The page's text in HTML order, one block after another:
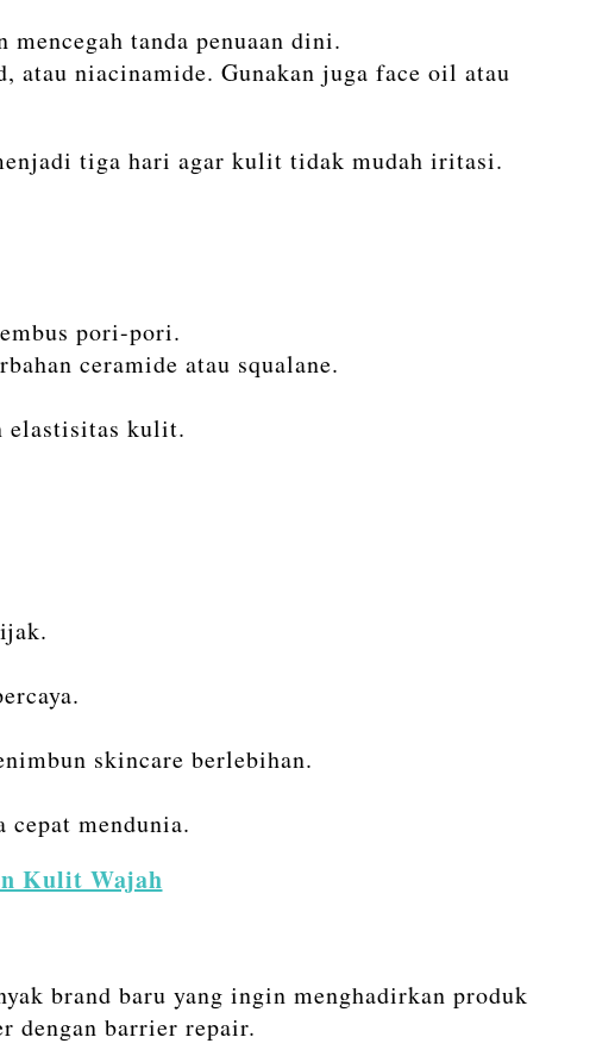
tanda penuaan dini.
atau niacinamide. Gunakan juga face oil atau
tiga hari agar kulit tidak mudah iritasi.
pori-pori.
ceramide atau squalane.
elastisitas kulit.
skincare berlebihan.
cepat mendunia.
Kulit Wajah
brand baru yang ingin menghadirkan produk
dengan barrier repair.